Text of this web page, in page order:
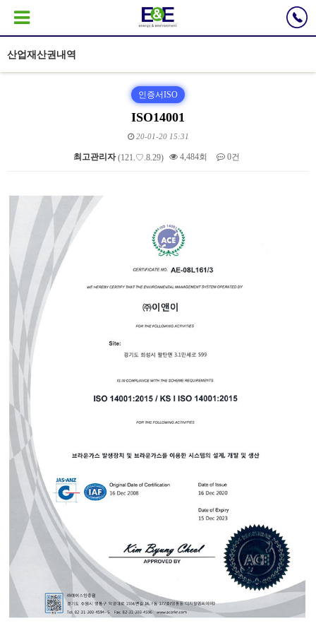
산업재산권내역
인증서ISO
ISO14001
20-01-20 15:31
최고관리자(121.♡.8.29) 4,484회 0건